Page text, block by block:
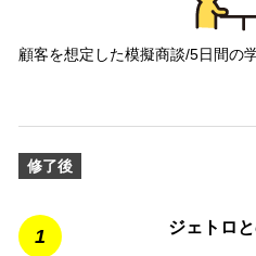
顧客を想定した模擬商談/5日間の
修了後
1 ジェトロ